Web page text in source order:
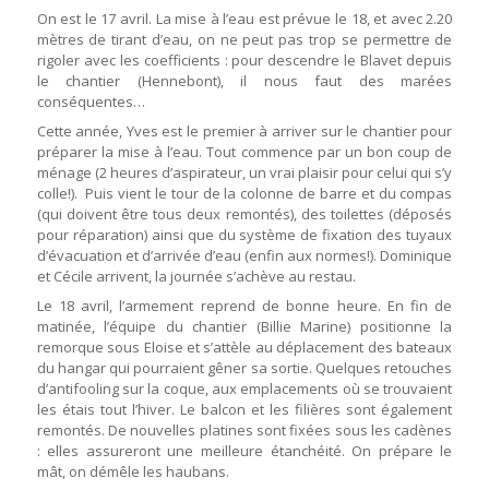
On est le 17 avril. La mise à l’eau est prévue le 18, et avec 2.20
mètres de tirant d’eau, on ne peut pas trop se permettre de
rigoler avec les coefficients : pour descendre le Blavet depuis
le chantier (Hennebont), il nous faut des marées
conséquentes…
Cette année, Yves est le premier à arriver sur le chantier pour
préparer la mise à l’eau. Tout commence par un bon coup de
ménage (2 heures d’aspirateur, un vrai plaisir pour celui qui s’y
colle!). Puis vient le tour de la colonne de barre et du compas
(qui doivent être tous deux remontés), des toilettes (déposés
pour réparation) ainsi que du système de fixation des tuyaux
d’évacuation et d’arrivée d’eau (enfin aux normes!). Dominique
et Cécile arrivent, la journée s’achève au restau.
Le 18 avril, l’armement reprend de bonne heure. En fin de
matinée, l’équipe du chantier (Billie Marine) positionne la
remorque sous Eloise et s’attèle au déplacement des bateaux
du hangar qui pourraient gêner sa sortie. Quelques retouches
d’antifooling sur la coque, aux emplacements où se trouvaient
les étais tout l’hiver. Le balcon et les filières sont également
remontés. De nouvelles platines sont fixées sous les cadènes
: elles assureront une meilleure étanchéité. On prépare le
mât, on démêle les haubans.